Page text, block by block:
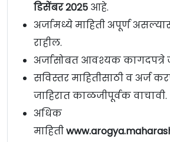
डिसेंबर2025 आहे.
अर्जामध्ये माहिती अपूर्ण
राहील.
अर्जासोबत आवश्यक कागदपत्रे
सविस्तर माहितीसाठी व अर्ज
जाहिरात काळजीपूर्वक वाचावी.
अधिक
माहिती